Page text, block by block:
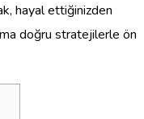
hayal ettiğinizden
doğru stratejilerle ön